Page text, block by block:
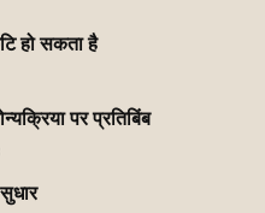
हो सकता है
पर प्रतिबिंब